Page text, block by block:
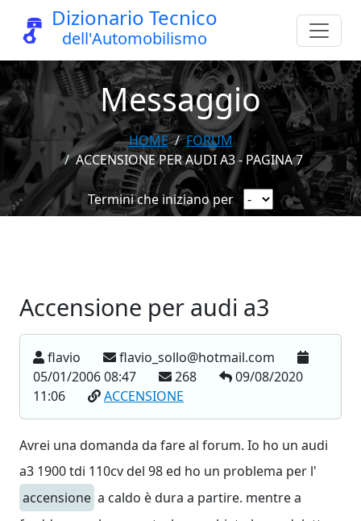
Dizionario Tecnico
dell'Automobilismo
Messaggio
HOME
FORUM
ACCENSIONE PER AUDI A3 - PAGINA 7
Termini che iniziano per
Accensione per audi a3
flavio
flavio_sollo@hotmail.com
05/01/2006 08:47
268
09/08/2020
11:06
ACCENSIONE
Avrei una domanda da fare al forum. Io ho un audi
a3 1900 tdi 110cv del 98 ed ho un problema per l'
accensione a caldo è dura a partire. mentre a